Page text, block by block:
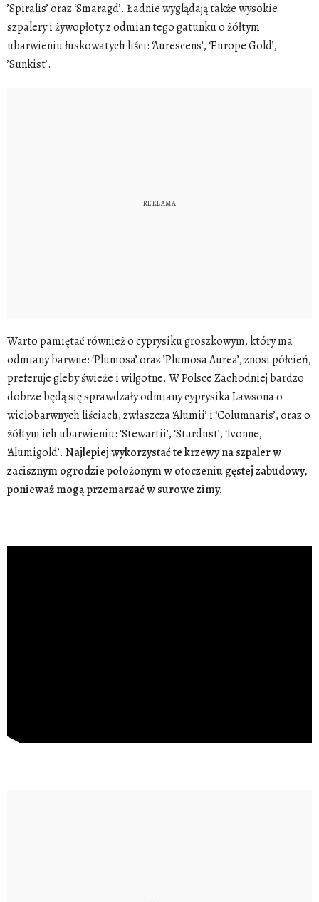
’Spiralis’ oraz ‘Smaragd’. Ładnie wyglądają także wysokie
szpalery i żywopłoty z odmian tego gatunku o żółtym
ubarwieniu łuskowatych liści: ‘Aurescens’, ‘Europe Gold’,
’Sunkist’.
Warto pamiętać również o cyprysiku groszkowym, który ma
odmiany barwne: ‘Plumosa’ oraz ’Plumosa Aurea’, znosi półcień,
preferuje gleby świeże i wilgotne. W Polsce Zachodniej bardzo
dobrze będą się sprawdzały odmiany cyprysika Lawsona o
wielobarwnych liściach, zwłaszcza ‘Alumii’ i ‘Columnaris’, oraz o
żółtym ich ubarwieniu: ‘Stewartii’, ‘Stardust’, ‘Ivonne,
‘Alumigold’. Najlepiej wykorzystać te krzewy na szpaler w
zacisznym ogrodzie położonym w otoczeniu gęstej zabudowy,
ponieważ mogą przemarzać w surowe zimy.